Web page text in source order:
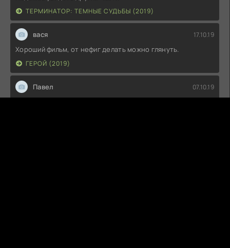
ТЕРМИНАТОР: ТЕМНЫЕ СУДЬБЫ (2019)
вася 17.10.19
Хороший фильм, от нефиг делать можно глянуть.
ГЕРОЙ (2019)
Павел 07.10.19